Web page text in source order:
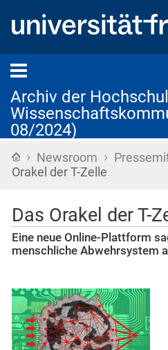
Archiv der
08/2024)
Startseite
› Newsroom ›
Orakel der T-Zelle
Das Orakel der T-
Eine neue Online-Plattform
menschliche Abwehrsystem